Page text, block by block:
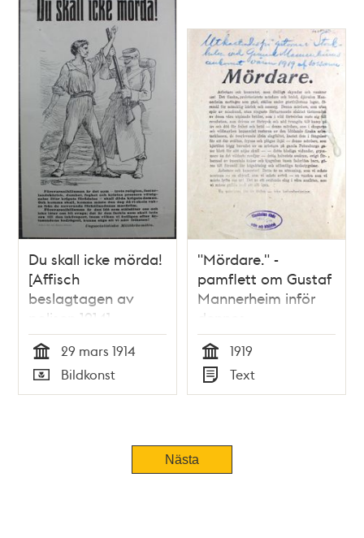
Du skall icke mörda!
[Affisch
beslagtagen av
polisen 1914]
Tid
29 mars 1914
Typ
Bildkonst
"Mördare." -
pamflett om Gustaf
Mannerheim inför
dennes
Stockholmsbesök
1919
Tid
1919
Typ
Text
Nästa